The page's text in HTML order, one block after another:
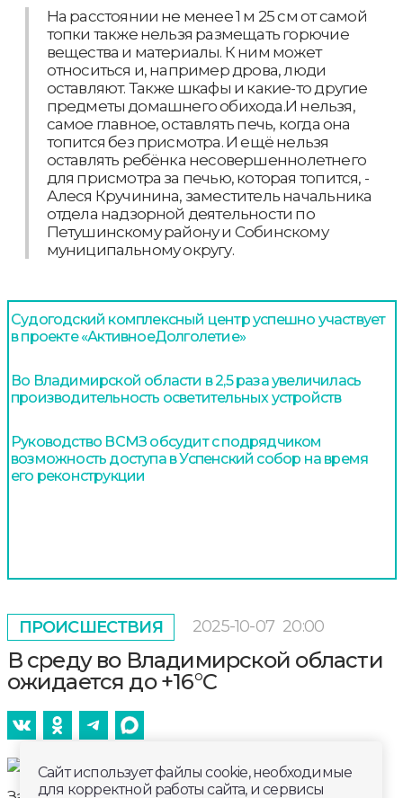
На расстоянии не менее 1 м 25 см от самой
топки также нельзя размещать горючие
вещества и материалы. К ним может
относиться и, например дрова, люди
оставляют. Также шкафы и какие-то другие
предметы домашнего обихода.И нельзя,
самое главное, оставлять печь, когда она
топится без присмотра. И ещё нельзя
оставлять ребёнка несовершеннолетнего
для присмотра за печью, которая топится, -
Алеся Кручинина, заместитель начальника
отдела надзорной деятельности по
Петушинскому району и Собинскому
муниципальному округу.
Судогодский комплексный центр успешно участвует
в проекте «АктивноеДолголетие»
Во Владимирской области в 2,5 раза увеличилась
производительность осветительных устройств
Руководство ВСМЗ обсудит с подрядчиком
возможность доступа в Успенский собор на время
его реконструкции
ПРОИСШЕСТВИЯ 2025-10-07 20:00
В среду во Владимирской области
ожидается до +16°С
Сайт использует файлы cookie, необходимые
для корректной работы сайта, и сервисы